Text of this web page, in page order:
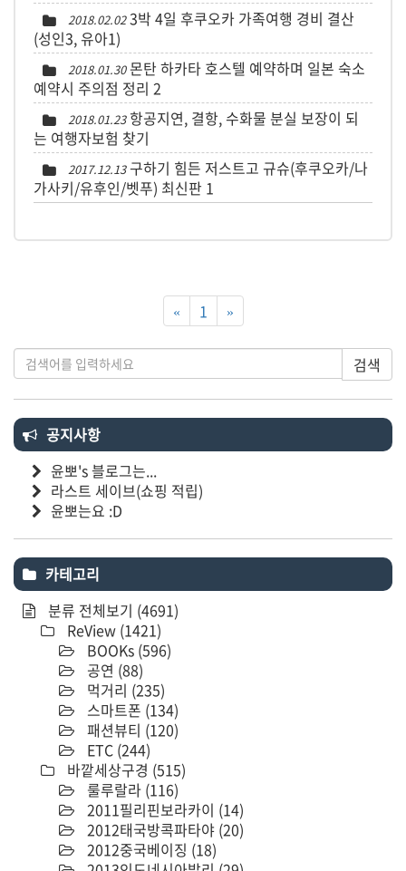
2018.02.02 3박 4일 후쿠오카 가족여행 경비 결산
(성인3, 유아1)
2018.01.30 몬탄 하카타 호스텔 예약하며 일본 숙소
예약시 주의점 정리 2
2018.01.23 항공지연, 결항, 수화물 분실 보장이 되
는 여행자보험 찾기
2017.12.13 구하기 힘든 저스트고 규슈(후쿠오카/나
가사키/유후인/벳푸) 최신판 1
« 1 »
검색
공지사항
윤뽀's 블로그는...
라스트 세이브(쇼핑 적립)
윤뽀는요 :D
카테고리
분류 전체보기 (4691)
ReView (1421)
BOOKs (596)
공연 (88)
먹거리 (235)
스마트폰 (134)
패션뷰티 (120)
ETC (244)
바깥세상구경 (515)
룰루랄라 (116)
2011필리핀보라카이 (14)
2012태국방콕파타야 (20)
2012중국베이징 (18)